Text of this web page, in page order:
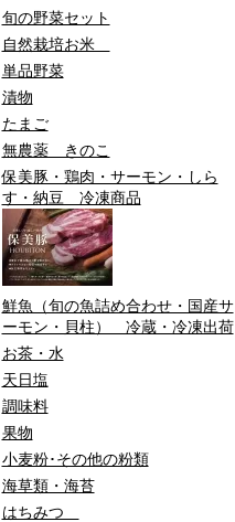
旬の野菜セット
自然栽培お米
単品野菜
漬物
たまご
無農薬 きのこ
保美豚・鶏肉・サーモン・しら
す・納豆 冷凍商品
鮮魚（旬の魚詰め合わせ・国産サ
ーモン・貝柱） 冷蔵・冷凍出荷
お茶・水
天日塩
調味料
果物
小麦粉･その他の粉類
海草類・海苔
はちみつ